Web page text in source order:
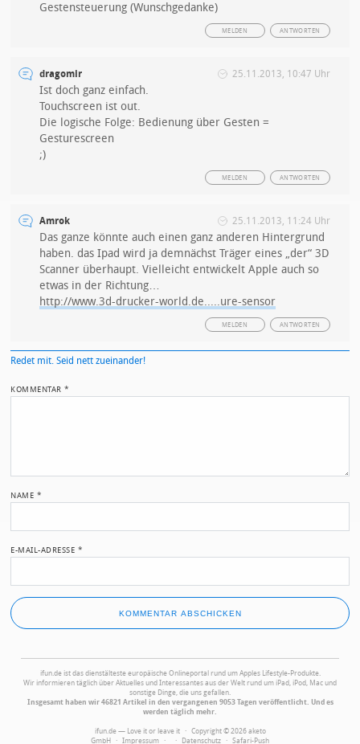
Gestensteuerung (Wunschgedanke)
ANTWORTEN
MELDEN
dragomir 25.11.2013, 10:47 Uhr
Ist doch ganz einfach.
Touchscreen ist out.
Die logische Folge: Bedienung über Gesten =
Gesturescreen
;)
ANTWORTEN
MELDEN
Amrok 25.11.2013, 11:24 Uhr
Das ganze könnte auch einen ganz anderen Hintergrund
haben. das Ipad wird ja demnächst Träger eines „der“ 3D
Scanner überhaupt. Vielleicht entwickelt Apple auch so
etwas in der Richtung…
http://www.3d-drucker-world.de.....ure-sensor
ANTWORTEN
MELDEN
Redet mit. Seid nett zueinander!
KOMMENTAR*
NAME *
E-MAIL-ADRESSE *
ifun.de ist das dienstälteste europäische Onlineportal rund um Apples Lifestyle-Produkte.
Wir informieren täglich über Aktuelles und Interessantes aus der Welt rund um iPad, iPod, Mac und
sonstige Dinge, die uns gefallen.
Insgesamt haben wir 46821 Artikel in den vergangenen 9053 Tagen veröffentlicht. Und es
werden täglich mehr.
ifun.de — Love it or leave it · Copyright © 2026 aketo
GmbH · Impressum · · Datenschutz · Safari-Push